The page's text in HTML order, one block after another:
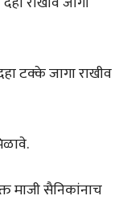
टक्के जागा राखीव
माजी सैनिकांनाच